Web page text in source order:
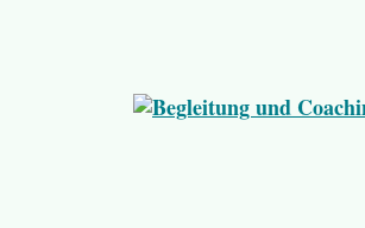
Die andere, neue